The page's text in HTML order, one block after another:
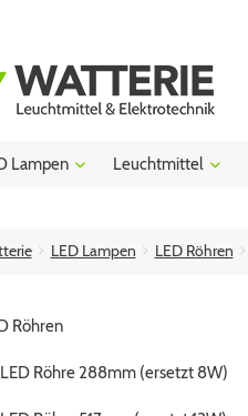
Lampen Leuchtmittel
LED Lampen LED Röhren
Röhren
Röhre 288mm (ersetzt 8W)